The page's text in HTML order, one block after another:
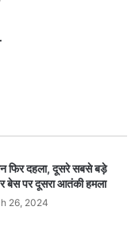
फिर दहला, दूसरे सबसे बड़े
बेस पर दूसरा आतंकी हमला
26, 2024